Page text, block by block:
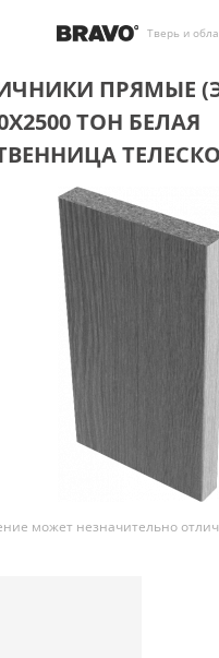
Тверь и
ПРЯМЫЕ
ТОН БЕЛАЯ
может незначительно